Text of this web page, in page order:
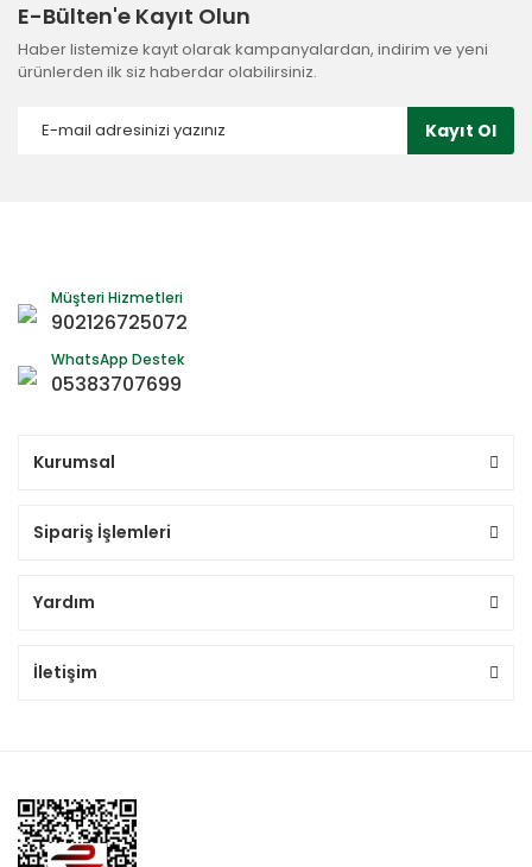
E-Bülten'e Kayıt Olun
Haber listemize kayıt olarak kampanyalardan, indirim ve yeni
ürünlerden ilk siz haberdar olabilirsiniz.
Kayıt Ol
Müşteri Hizmetleri
902126725072
WhatsApp Destek
05383707699
Kurumsal
Sipariş İşlemleri
Yardım
İletişim